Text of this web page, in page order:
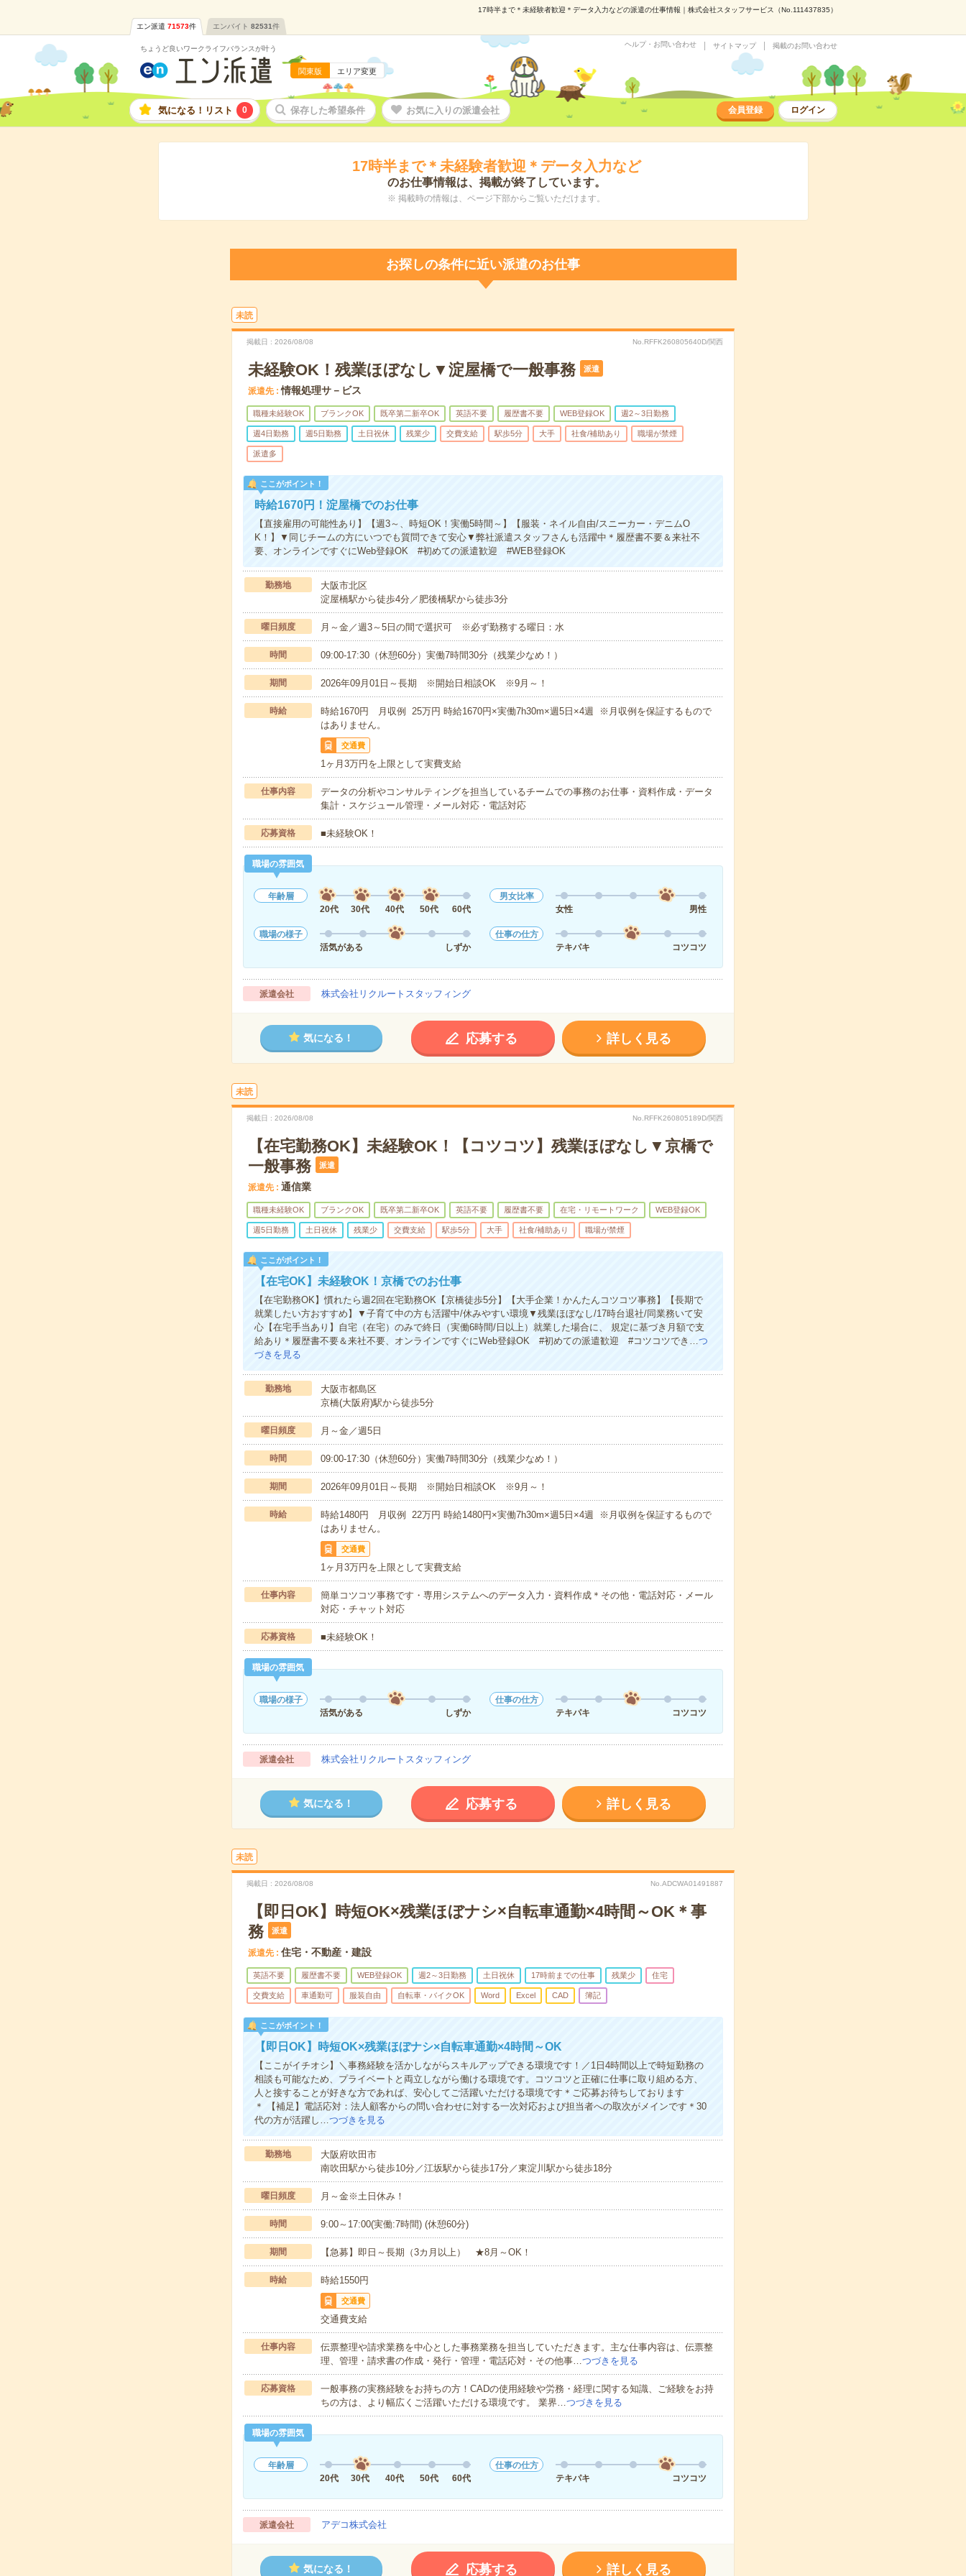
17時半まで＊未経験者歓迎＊データ入力などの派遣の仕事情報｜株式会社スタッフサービス（No.111437835）
エン派遣 71573件 エンバイト 82531件
ちょうど良いワークライフバランスが叶う
関東版 エリア変更
ヘルプ・お問い合わせ サイトマップ 掲載のお問い合わせ
気になる！リスト 0 保存した希望条件 お気に入りの派遣会社 会員登録 ログイン
17時半まで＊未経験者歓迎＊データ入力など
のお仕事情報は、掲載が終了しています。
※ 掲載時の情報は、ページ下部からご覧いただけます。
お探しの条件に近い派遣のお仕事
未読
掲載日 2026/08/08 No.RFFK260805640D/関西
未経験OK！残業ほぼなし▼淀屋橋で一般事務 派遣
派遣先 情報処理サ－ビス
職種未経験OK ブランクOK 既卒第二新卒OK 英語不要 履歴書不要 WEB登録OK 週2～3日勤務
週4日勤務 週5日勤務 土日祝休 残業少 交費支給 駅歩5分 大手 社食/補助あり 職場が禁煙
派遣多
ここがポイント！
時給1670円！淀屋橋でのお仕事
【直接雇用の可能性あり】【週3～、時短OK！実働5時間～】【服装・ネイル自由/スニーカー・デニムO
K！】▼同じチームの方にいつでも質問できて安心▼弊社派遣スタッフさんも活躍中＊履歴書不要＆来社不
要、オンラインですぐにWeb登録OK #初めての派遣歓迎 #WEB登録OK
勤務地
大阪市北区
淀屋橋駅から徒歩4分／肥後橋駅から徒歩3分
曜日頻度 月～金／週3～5日の間で選択可 ※必ず勤務する曜日：水
時間 09:00-17:30（休憩60分）実働7時間30分（残業少なめ！）
期間 2026年09月01日～長期 ※開始日相談OK ※9月～！
時給
時給1670円 月収例 25万円 時給1670円×実働7h30m×週5日×4週 ※月収例を保証するもので
はありません。
交通費
1ヶ月3万円を上限として実費支給
仕事内容
データの分析やコンサルティングを担当しているチームでの事務のお仕事・資料作成・データ
集計・スケジュール管理・メール対応・電話対応
応募資格 ■未経験OK！
職場の雰囲気
年齢層
20代
30代 40代 50代 60代
男女比率
女性
男性
職場の様子
活気がある
しずか
仕事の仕方
テキパキ
コツコツ
派遣会社 株式会社リクルートスタッフィング
気になる！ 応募する 詳しく見る
未読
掲載日 2026/08/08 No.RFFK260805189D/関西
【在宅勤務OK】未経験OK！【コツコツ】残業ほぼなし▼京橋で
一般事務
派遣
派遣先 通信業
職種未経験OK ブランクOK 既卒第二新卒OK 英語不要 履歴書不要 在宅・リモートワーク WEB登録OK
週5日勤務 土日祝休 残業少 交費支給 駅歩5分 大手 社食/補助あり 職場が禁煙
ここがポイント！
【在宅OK】未経験OK！京橋でのお仕事
【在宅勤務OK】慣れたら週2回在宅勤務OK【京橋徒歩5分】【大手企業！かんたんコツコツ事務】【長期で
就業したい方おすすめ】▼子育て中の方も活躍中/休みやすい環境▼残業ほぼなし/17時台退社/同業務いて安
心【在宅手当あり】自宅（在宅）のみで終日（実働6時間/日以上）就業した場合に、 規定に基づき月額で支
給あり＊履歴書不要＆来社不要、オンラインですぐにWeb登録OK #初めての派遣歓迎 #コツコツでき…つ
づきを見る
勤務地
大阪市都島区
京橋(大阪府)駅から徒歩5分
曜日頻度 月～金／週5日
時間 09:00-17:30（休憩60分）実働7時間30分（残業少なめ！）
期間 2026年09月01日～長期 ※開始日相談OK ※9月～！
時給
時給1480円 月収例 22万円 時給1480円×実働7h30m×週5日×4週 ※月収例を保証するもので
はありません。
交通費
1ヶ月3万円を上限として実費支給
仕事内容
簡単コツコツ事務です・専用システムへのデータ入力・資料作成＊その他・電話対応・メール
対応・チャット対応
応募資格 ■未経験OK！
職場の雰囲気
職場の様子
活気がある
しずか
仕事の仕方
テキパキ
コツコツ
派遣会社 株式会社リクルートスタッフィング
気になる！ 応募する 詳しく見る
未読
掲載日 2026/08/08 No.ADCWA01491887
【即日OK】時短OK×残業ほぼナシ×自転車通勤×4時間～OK＊事
務
派遣
派遣先 住宅・不動産・建設
英語不要 履歴書不要 WEB登録OK 週2～3日勤務 土日祝休 17時前までの仕事 残業少 住宅
交費支給 車通勤可 服装自由 自転車・バイクOK Word Excel CAD 簿記
ここがポイント！
【即日OK】時短OK×残業ほぼナシ×自転車通勤×4時間～OK
【ここがイチオシ】＼事務経験を活かしながらスキルアップできる環境です！／1日4時間以上で時短勤務の
相談も可能なため、プライベートと両立しながら働ける環境です。コツコツと正確に仕事に取り組める方、
人と接することが好きな方であれば、安心してご活躍いただける環境です＊ご応募お待ちしております
＊ 【補足】電話応対：法人顧客からの問い合わせに対する一次対応および担当者への取次がメインです＊30
代の方が活躍し…つづきを見る
勤務地
大阪府吹田市
南吹田駅から徒歩10分／江坂駅から徒歩17分／東淀川駅から徒歩18分
曜日頻度 月～金※土日休み！
時間 9:00～17:00(実働:7時間) (休憩60分)
期間 【急募】即日～長期（3カ月以上） ★8月～OK！
時給 時給1550円
交通費
交通費支給
仕事内容
伝票整理や請求業務を中心とした事務業務を担当していただきます。主な仕事内容は、伝票整
理、管理・請求書の作成・発行・管理・電話応対・その他事…つづきを見る
応募資格
一般事務の実務経験をお持ちの方！CADの使用経験や労務・経理に関する知識、ご経験をお持
ちの方は、より幅広くご活躍いただける環境です。 業界…つづきを見る
職場の雰囲気
年齢層
20代
30代 40代 50代 60代
仕事の仕方
テキパキ
コツコツ
派遣会社 アデコ株式会社
気になる！ 応募する 詳しく見る